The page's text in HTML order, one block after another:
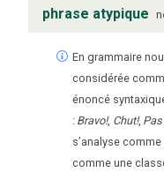
phrase atypique
En grammaire
considérée
énoncé
: Bravo!, Chut!,
s’analyse
comme une